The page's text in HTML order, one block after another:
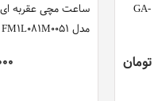
ساعت مچی عقربه ای
مدل FM1L081M0051
ساعت مچی دیجیتال کاسیو مدل GA-